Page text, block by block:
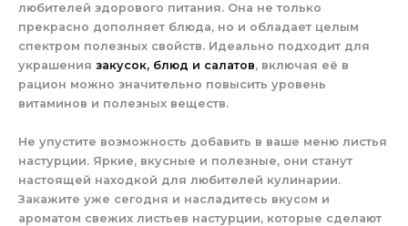
любителей здорового питания. Она не только
прекрасно дополняет блюда, но и обладает целым
спектром полезных свойств. Идеально подходит для
украшения закусок, блюд и салатов, включая её в
рацион можно значительно повысить уровень
витаминов и полезных веществ.
Не упустите возможность добавить в ваше меню листья
настурции. Яркие, вкусные и полезные, они станут
настоящей находкой для любителей кулинарии.
Закажите уже сегодня и насладитесь вкусом и
ароматом свежих листьев настурции, которые сделают